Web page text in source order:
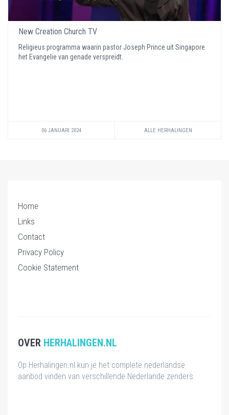
New Creation Church TV
Religieus programma waarin pastor Joseph Prince uit Singapore
het Evangelie van genade verspreidt.
06 JANUARI 2024 ALLE HERHALINGEN
Home
Links
Contact
Privacy Policy
Cookie Statement
OVER HERHALINGEN.NL
Op Herhalingen.nl kun je het complete nederlandse
aanbod vinden van verschillende Nederlande zenders.